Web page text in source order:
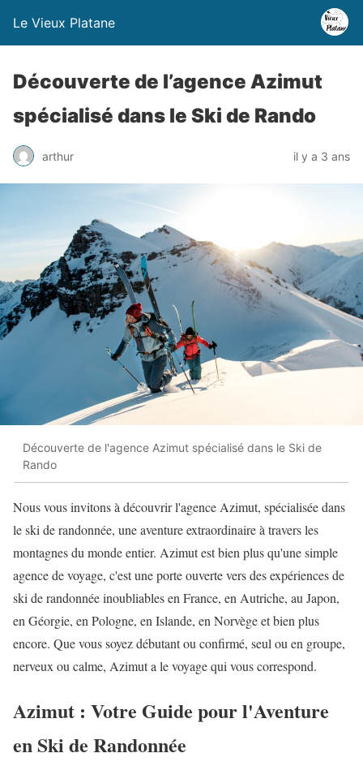
Le Vieux Platane
Découverte de l’agence Azimut
spécialisé dans le Ski de Rando
arthur il y a 3 ans
Découverte de l'agence Azimut spécialisé dans le Ski de
Rando
Nous vous invitons à découvrir l'agence Azimut, spécialisée dans
le ski de randonnée, une aventure extraordinaire à travers les
montagnes du monde entier. Azimut est bien plus qu'une simple
agence de voyage, c'est une porte ouverte vers des expériences de
ski de randonnée inoubliables en France, en Autriche, au Japon,
en Géorgie, en Pologne, en Islande, en Norvège et bien plus
encore. Que vous soyez débutant ou confirmé, seul ou en groupe,
nerveux ou calme, Azimut a le voyage qui vous correspond.
Azimut : Votre Guide pour l'Aventure
en Ski de Randonnée